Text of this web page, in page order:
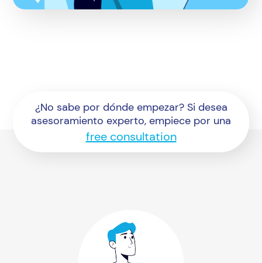
¿No sabe por dónde empezar? Si desea
asesoramiento experto, empiece por una
free consultation